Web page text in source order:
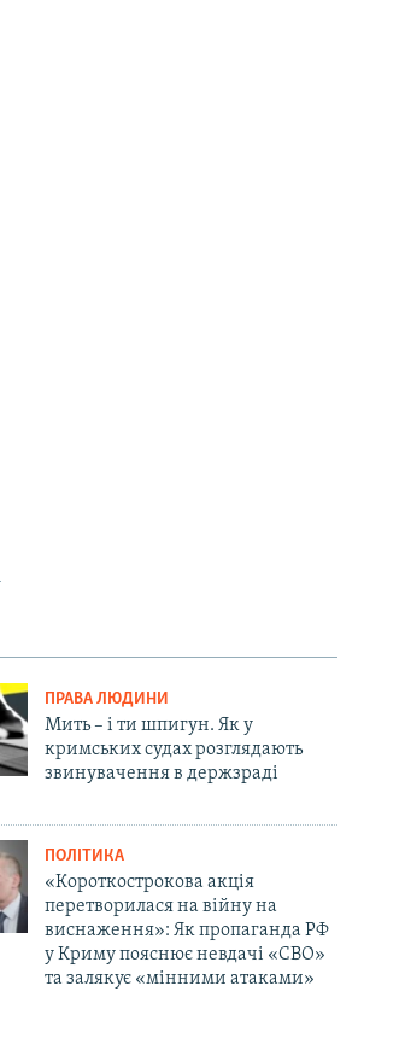
ПРАВА ЛЮДИНИ
Мить – і ти шпигун. Як у
кримських судах розглядають
звинувачення в держзраді
ПОЛІТИКА
«Короткострокова акція
перетворилася на війну на
виснаження»: Як пропаганда РФ
у Криму пояснює невдачі «СВО»
та залякує «мінними атаками»